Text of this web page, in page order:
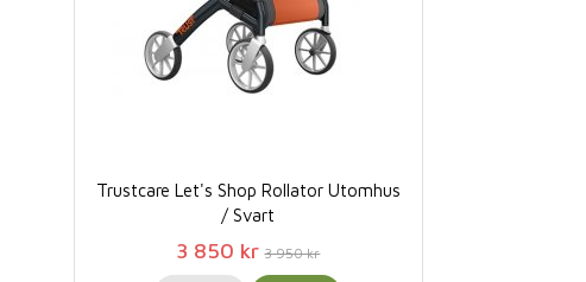
Trustcare Let's Shop Rollator Utomhus
/ Svart
3 850 kr 3 950 kr